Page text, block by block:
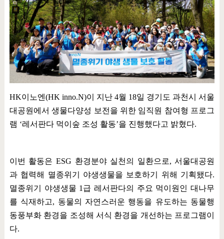
HK이노엔 (HK inno.N)이 지난 4월 18일 경기도 과천시 서울
대공원에서 생물다양성 보전을 위한 임직원 참여형 프로그
램 ‘레서판다 먹이숲 조성 활동’을 진행했다고 밝혔다.
이번 활동은 ESG 환경분야 실천의 일환으로,서울대공원
과 협력해 멸종위기 야생생물을 보호하기 위해 기획됐다.
멸종위기 야생생물 1 급 레서판다의 주요 먹이원인 대나무
를 식재하고, 동물의 자연스러운 행동을 유도하는 동물행
동풍부화 환경을 조성해 서식 환경을 개선하는 프로그램이
다.